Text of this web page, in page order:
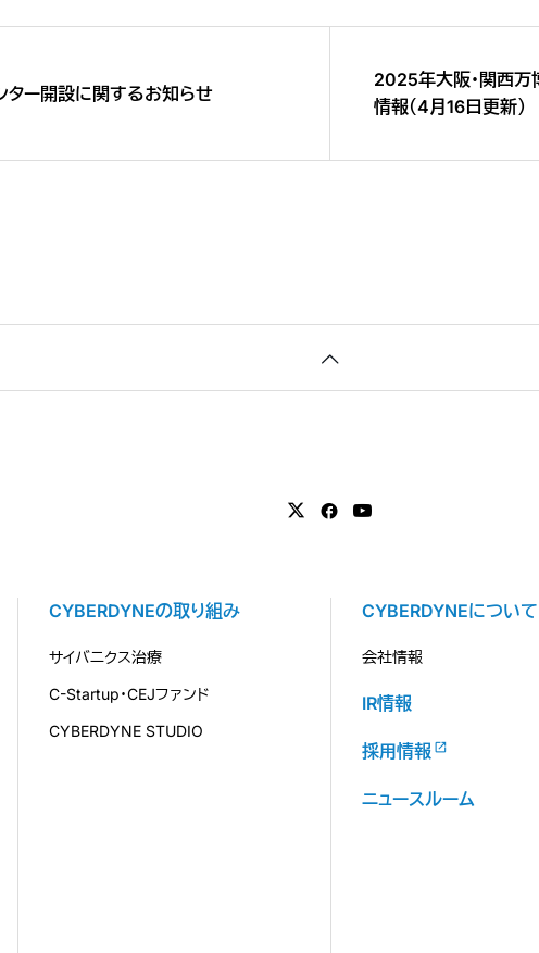
ター開設に関するお知らせ
2025年大阪･関西
情報（4月16日更新）
CYBERDYNEの取り組み
サイバニクス治療
C-Startup・CEJファンド
CYBERDYNE STUDIO
CYBERDYNEについて
会社情報
IR情報
採用情報
ニュースルーム